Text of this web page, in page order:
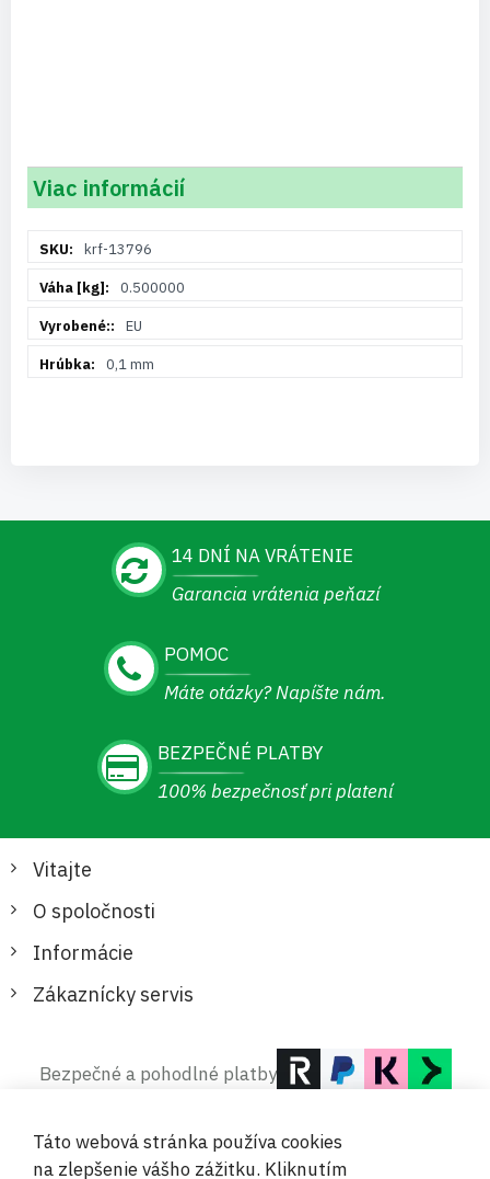
Viac informácií
informáciíkrf-13796
0.500000
EU
0,1 mm
14 DNÍ NA VRÁTENIE
Garancia vrátenia peňazí
POMOC
Máte otázky? Napíšte nám.
BEZPEČNÉ PLATBY
100% bezpečnosť pri platení
Vitajte
O spoločnosti
Informácie
Zákaznícky servis
Bezpečné a pohodlné platby
Táto webová stránka používa cookies
na zlepšenie vášho zážitku. Kliknutím